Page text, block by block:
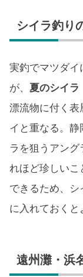
シイラ釣り
実釣でマツダイ
が、 夏のシイラ
漂流物に付く表
イと重なる。静
ラを狙うアン
れほど珍しいこ
できるため、
に入れておくと
遠州灘・浜